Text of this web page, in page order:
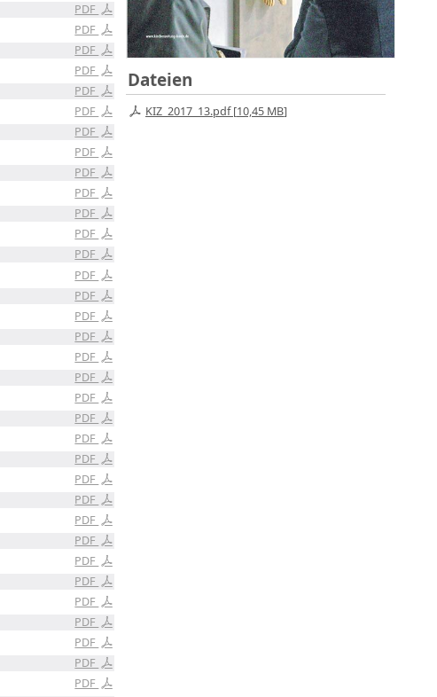
PDF
PDF
PDF
PDF
PDF
PDF
PDF
PDF
PDF
PDF
PDF
PDF
PDF
PDF
PDF
PDF
PDF
PDF
PDF
PDF
PDF
PDF
PDF
PDF
PDF
PDF
PDF
PDF
PDF
PDF
PDF
PDF
PDF
PDF
Dateien
KIZ_2017_13.pdf [10,45 MB]